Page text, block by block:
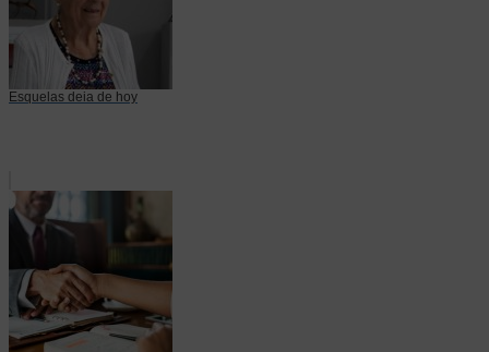
Esquelas deia de hoy